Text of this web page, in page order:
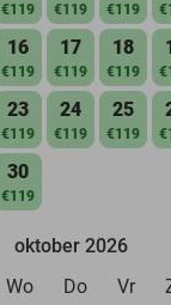
€119 €119 €119
16
€119
17
€119
18
€119
23
€119
24
€119
25
€119
30
€119
oktober 2026
Wo Do Vr